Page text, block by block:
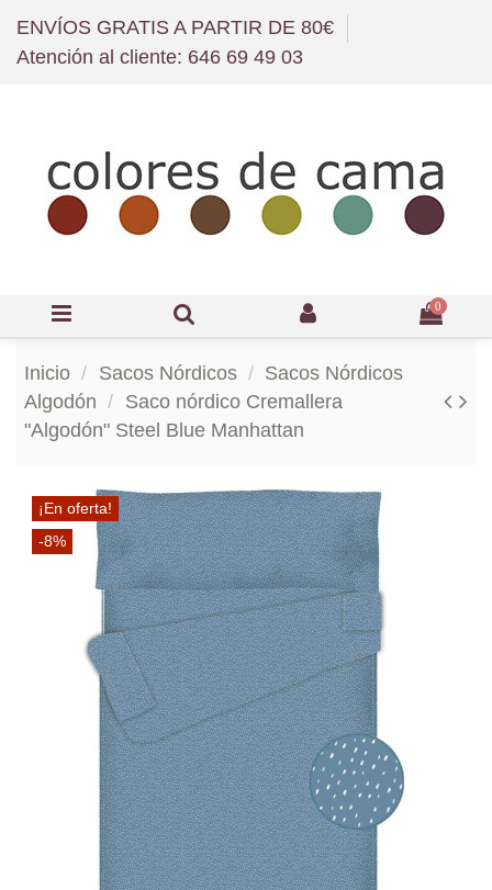
ENVÍOS GRATIS A PARTIR DE 80€
Atención al cliente: 646 69 49 03
0
Inicio Sacos Nórdicos
Sacos Nórdicos
Algodón
Saco nórdico Cremallera
"Algodón" Steel Blue Manhattan
¡En oferta!
-8%